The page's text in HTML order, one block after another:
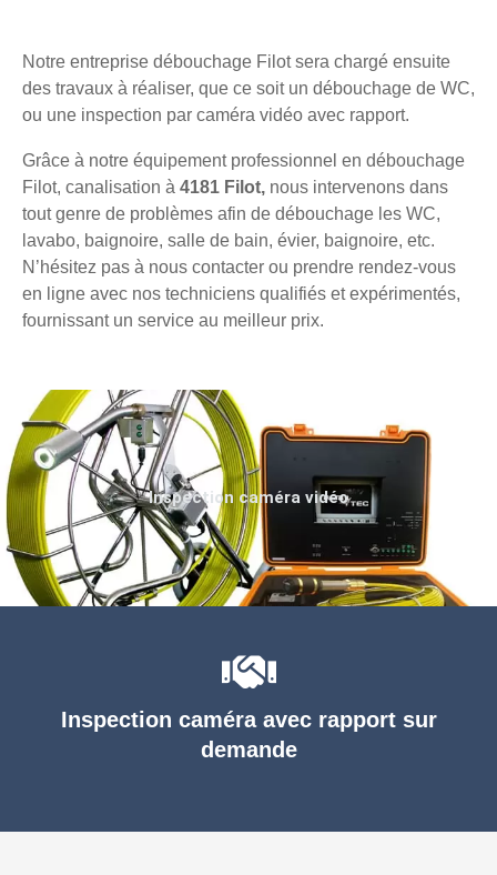
Notre entreprise débouchage Filot sera chargé ensuite
des travaux à réaliser, que ce soit un débouchage de WC,
ou une inspection par caméra vidéo avec rapport.
Grâce à notre équipement professionnel en débouchage
Filot, canalisation à 4181 Filot, nous intervenons dans
tout genre de problèmes afin de débouchage les WC,
lavabo, baignoire, salle de bain, évier, baignoire, etc.
N’hésitez pas à nous contacter ou prendre rendez-vous
en ligne avec nos techniciens qualifiés et expérimentés,
fournissant un service au meilleur prix.
Inspection caméra avec rapport sur
demande
Inspection caméra vidéo